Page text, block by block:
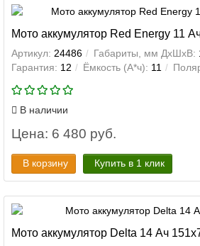
Мото аккумулятор Red Energy 11
Артикул: 24486 Габариты, мм ДхШхВ:
Гарантия: 12 Ёмкость (А*ч): 11
В наличии
Цена: 6 480 руб.
В корзину Купить в 1 клик
Мото аккумулятор Delta 14 Ач